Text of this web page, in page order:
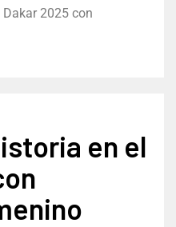
2025 con
en el